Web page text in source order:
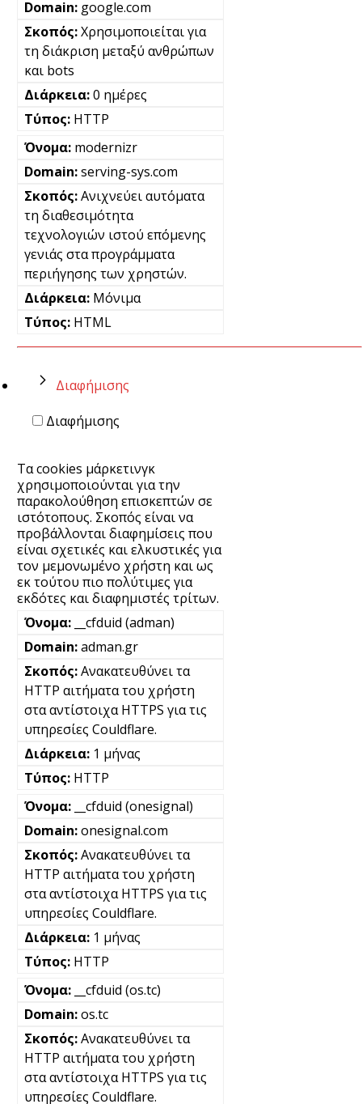
google.com
Χρησιμοποιείται για
τη διάκριση μεταξύ ανθρώπων
και bots
0 ημέρες
HTTP
modernizr
serving-sys.com
Ανιχνεύει αυτόματα
τη διαθεσιμότητα
τεχνολογιών ιστού επόμενης
γενιάς στα προγράμματα
περιήγησης των χρηστών.
Μόνιμα
HTML
Διαφήμισης
Διαφήμισης
Τα cookies μάρκετινγκ
χρησιμοποιούνται για την
παρακολούθηση επισκεπτών σε
ιστότοπους. Σκοπός είναι να
προβάλλονται διαφημίσεις που
είναι σχετικές και ελκυστικές για
τον μεμονωμένο χρήστη και ως
εκ τούτου πιο πολύτιμες για
εκδότες και διαφημιστές τρίτων.
__cfduid (adman)
adman.gr
Ανακατευθύνει τα
HTTP αιτήματα του χρήστη
στα αντίστοιχα HTTPS για τις
υπηρεσίες Couldflare.
1 μήνας
HTTP
__cfduid (onesignal)
onesignal.com
Ανακατευθύνει τα
HTTP αιτήματα του χρήστη
στα αντίστοιχα HTTPS για τις
υπηρεσίες Couldflare.
1 μήνας
HTTP
__cfduid (os.tc)
os.tc
Ανακατευθύνει τα
HTTP αιτήματα του χρήστη
στα αντίστοιχα HTTPS για τις
υπηρεσίες Couldflare.